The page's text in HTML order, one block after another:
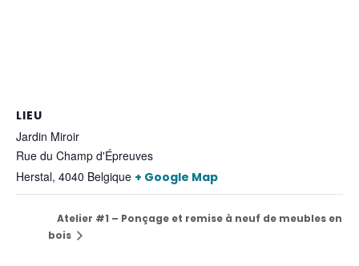
LIEU
Jardin Miroir
Rue du Champ d'Épreuves
Herstal, 4040 Belgique + Google Map
Atelier #1 – Ponçage et remise à neuf de meubles en
bois